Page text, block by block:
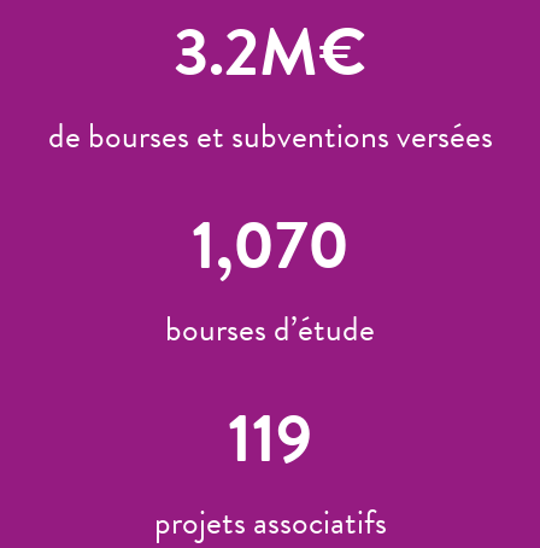
3.2M€
de bourses et subventions versées
1,070
bourses d’étude
119
projets associatifs